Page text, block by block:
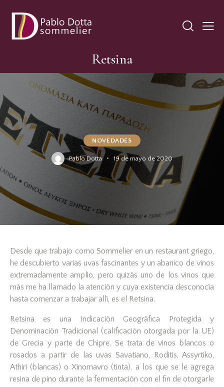
Retsina
NOVEDADES
Pablo Dotta 19 de mayo de 2020
Desde que trabajo como Sommelier en un restaurant griego,
he descubierto varias uvas fascinantes y un abanico de vinos
extremadamente amplio, pero quizàs uno de los vinos que
màs me ha llamado la atenciòn y cuya existencia desconocìa
hasta comenzar a trabajar allì, es el Retsina.
Retsina es una Indicaciòn Geogràfica Protegida y
Denominaciòn Tradicional (calificaciòn otorgada por la UE)
de Grecia y parte de Chipre. Se trata de vinos blancos o
rosados a partir de las uvas Savatiano, Roditis, Assyrtiko,
Athiri (blancas) o Xinomavro (tinta), a los que se le agrega
resina de pino durante la fermentaciòn con el fin de otorgarle